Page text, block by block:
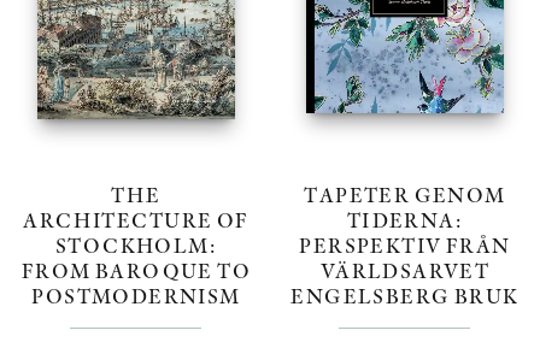
THE
ARCHITECTURE OF
STOCKHOLM:
FROM BAROQUE TO
POSTMODERNISM
TAPETER GENOM
TIDERNA:
PERSPEKTIV FRÅN
VÄRLDSARVET
ENGELSBERG BRUK